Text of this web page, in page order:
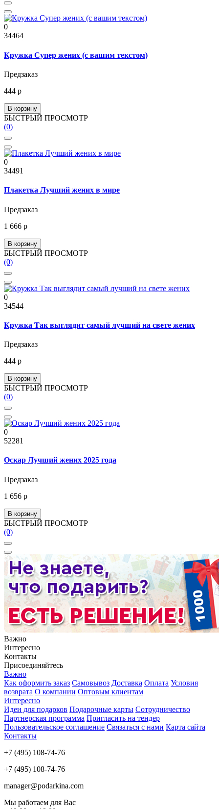
0
34464
Кружка Супер жених (с вашим текстом)
Предзаказ
444 р
В корзину
БЫСТРЫЙ ПРОСМОТР
(0)
0
34491
Плакетка Лучший жених в мире
Предзаказ
1 666 р
В корзину
БЫСТРЫЙ ПРОСМОТР
(0)
0
34544
Кружка Так выглядит самый лучший на свете жених
Предзаказ
444 р
В корзину
БЫСТРЫЙ ПРОСМОТР
(0)
0
52281
Оскар Лучший жених 2025 года
Предзаказ
1 656 р
В корзину
БЫСТРЫЙ ПРОСМОТР
(0)
Важно
Интересно
Контакты
Присоединяйтесь
Важно
Как оформить заказ Самовывоз Доставка Оплата Условия
возврата О компании Оптовым клиентам
Интересно
Идеи для подарков Подарочные карты Сотрудничество
Партнерская программа Пригласить на тендер
Пользовательское соглашение Связаться с нами Карта сайта
Контакты
+7 (495) 108-74-76
+7 (495) 108-74-76
manager@podarkina.com
Мы работаем для Вас